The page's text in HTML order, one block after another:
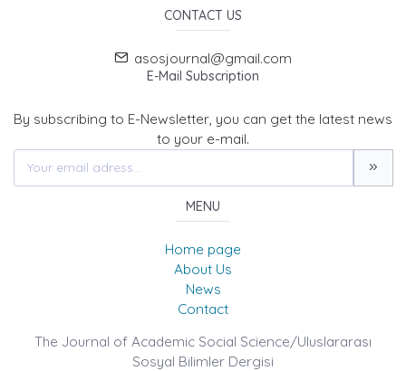
CONTACT US
asosjournal@gmail.com
E-Mail Subscription
By subscribing to E-Newsletter, you can get the latest news
to your e-mail.
MENU
Home page
About Us
News
Contact
The Journal of Academic Social Science/Uluslararası
Sosyal Bilimler Dergisi